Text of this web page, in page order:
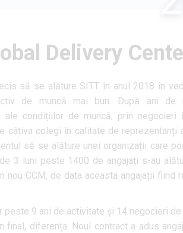
Delivery
să se alăture SITT în anul 2018 în
de muncă mai bun. După ani de
ale condițiilor de muncă, prin
câțiva colegi în calitate de reprezentanți
să se alăture unei organizații care
3 luni peste 1400 de angajați s-au
CCM, de data aceasta angajații fiind
9 ani de activitate și 14 negocieri de
diferența. Noul contract a adus